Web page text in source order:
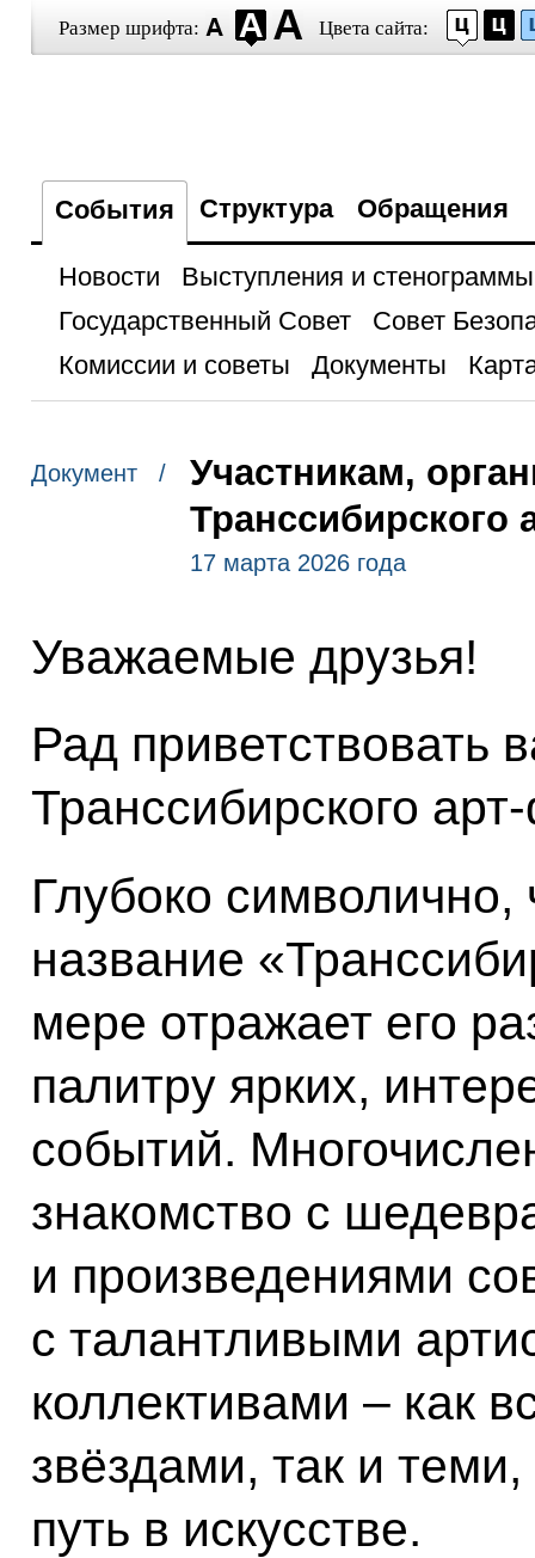
Размер шрифта: Цвета сайта:
События Структура Обращения
Новости
Выступления и стенограммы
Государственный Совет
Совет
Комиссии и советы
Документы
Документ /
Участникам,
Транссибирского
17 марта 2026 года
Уважаемые друзья!
Рад приветствовать
Транссибирского
Глубоко
название
мере отражает его
палитру ярких,
событий.
знакомство с
и произведениями
с талантливыми
коллективами – как
звёздами, так и
путь в искусстве.